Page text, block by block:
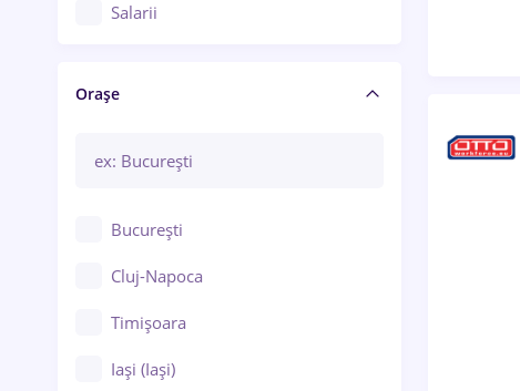
Salarii
Orașe
București
Cluj-Napoca
Timișoara
Iași (Iași)